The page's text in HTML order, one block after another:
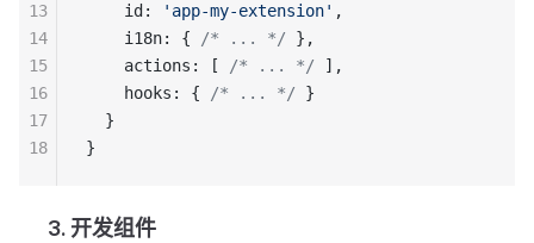
    id:
'app-my-extension' ,
    i18n: {
/* ... */ },
    actions: [
/* ... */ ],
    hooks: {
/* ... */ }
  }
}
13
14
15
16
17
18
3. 开发组件